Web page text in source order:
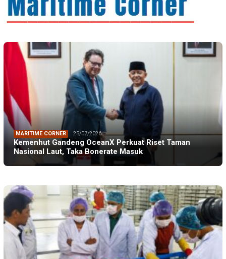
MARITIME CORNER 25/07/2026
Kemenhut Gandeng OceanX Perkuat Riset Taman
Nasional Laut, Taka Bonerate Masuk